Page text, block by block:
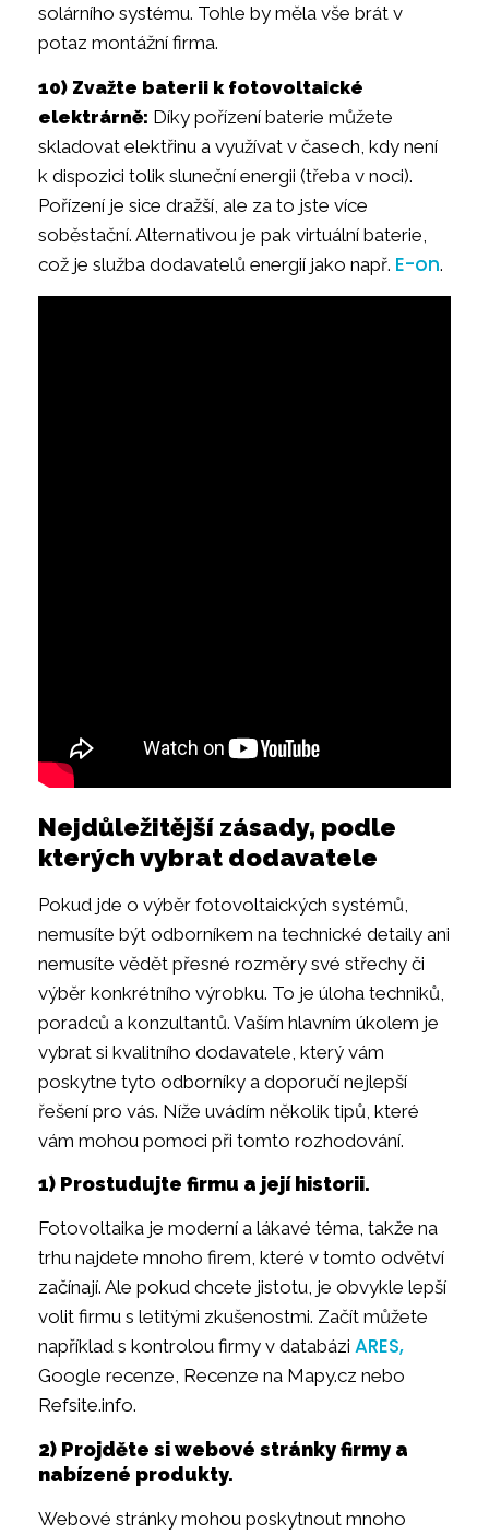
solárního systému. Tohle by měla vše brát v
potaz montážní firma.
10) Zvažte baterii k fotovoltaické
elektrárně: Díky pořízení baterie můžete
skladovat elektřinu a využívat v časech, kdy není
k dispozici tolik sluneční energii (třeba v noci).
Pořízení je sice dražší, ale za to jste více
soběstační. Alternativou je pak virtuální baterie,
což je služba dodavatelů energií jako např. E-on.
Nejdůležitější zásady, podle
kterých vybrat dodavatele
Pokud jde o výběr fotovoltaických systémů,
nemusíte být odborníkem na technické detaily ani
nemusíte vědět přesné rozměry své střechy či
výběr konkrétního výrobku. To je úloha techniků,
poradců a konzultantů. Vaším hlavním úkolem je
vybrat si kvalitního dodavatele, který vám
poskytne tyto odborníky a doporučí nejlepší
řešení pro vás. Níže uvádím několik tipů, které
vám mohou pomoci při tomto rozhodování.
1) Prostudujte firmu a její historii.
Fotovoltaika je moderní a lákavé téma, takže na
trhu najdete mnoho firem, které v tomto odvětví
začínají. Ale pokud chcete jistotu, je obvykle lepší
volit firmu s letitými zkušenostmi. Začít můžete
například s kontrolou firmy v databázi ARES,
Google recenze, Recenze na Mapy.cz nebo
Refsite.info.
2) Projděte si webové stránky firmy a
nabízené produkty.
Webové stránky mohou poskytnout mnoho